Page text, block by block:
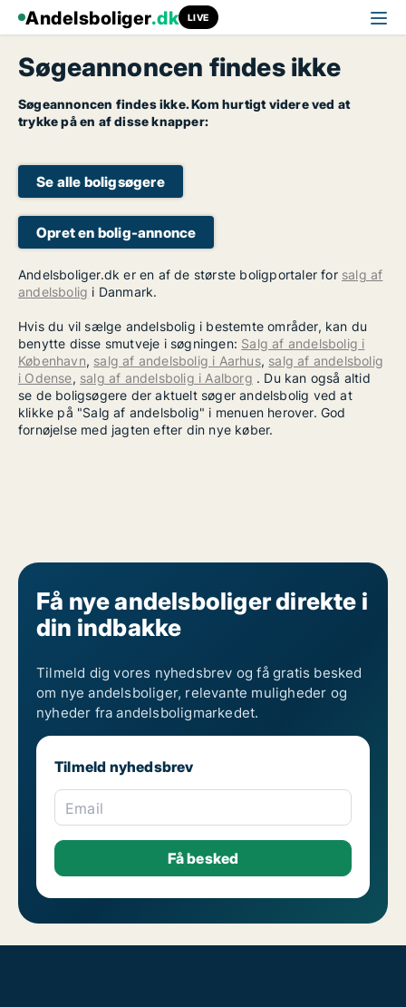
Andelsboliger.dk LIVE
Søgeannoncen findes ikke
Søgeannoncen findes ikke. Kom hurtigt videre ved at
trykke på en af disse knapper:
Se alle boligsøgere
Opret en bolig-annonce
Andelsboliger.dk er en af de største boligportaler for salg af
andelsbolig i Danmark.
Hvis du vil sælge andelsbolig i bestemte områder, kan du
benytte disse smutveje i søgningen: Salg af andelsbolig i
København, salg af andelsbolig i Aarhus, salg af andelsbolig
i Odense, salg af andelsbolig i Aalborg . Du kan også altid
se de boligsøgere der aktuelt søger andelsbolig ved at
klikke på "Salg af andelsbolig" i menuen herover. God
fornøjelse med jagten efter din nye køber.
Få nye andelsboliger direkte i
din indbakke
Tilmeld dig vores nyhedsbrev og få gratis besked
om nye andelsboliger, relevante muligheder og
nyheder fra andelsboligmarkedet.
Tilmeld nyhedsbrev
Email